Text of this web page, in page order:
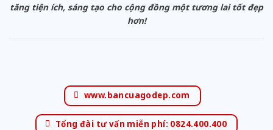
tăng tiện ích, sáng tạo cho cộng đồng một tương lai tốt đẹp
hơn!
www.bancuagodep.com
Tổng đài tư vấn miễn phí: 0824.400.400